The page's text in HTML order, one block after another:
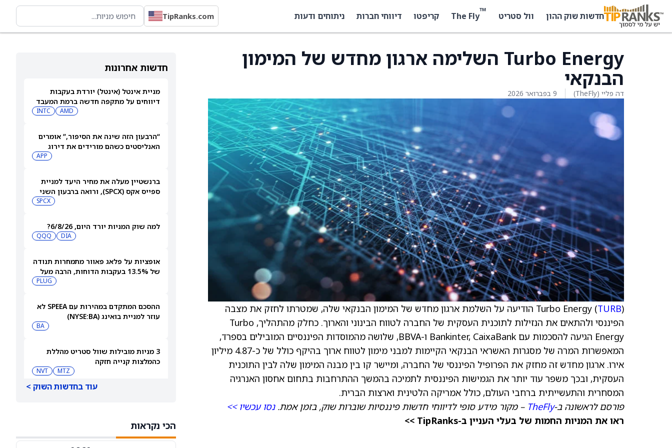
חדשות שוק ההון וול סטריט ™
The Fly קריפטו דיווחי חברות ניתוחים ודעות TipRanks.com
חדשות אחרונות
מניית אינטל (אינטל) יורדת בעקבות
דיווחים על מתקפה חדשה ברמת המעבד
AMD
INTC
“הרבעון הזה שינה את הסיפור,” אומרים
האנליסטים כשהם מורידים את דירוג
מניית AppLovin (APP) ומקצצים את APP
ברנשטיין מעלה את מחיר היעד למניית
ספייס אקס (SPCX), ורואה ברבעון השני
SPCX
למה שוק המניות יורד היום, 6/8/26?
DIA
QQQ
אופציות על פלאג פאוור מתמחרות תנודה
של 13.5% בעקבות הדוחות, הרבה מעל
PLUG
ההסכם המתקדם במהירות עם SPEEA לא
עוזר למניית בואינג (NYSE:BA)
BA
3 מניות מובילות שוול סטריט מהללת
כהמלצות קנייה חזקה
MTZ
NVT
סיכויי פולימרקט: האם [UAA], ‏[WEN] ו-
עוד בחדשות השוק >
הכי נקראות
Turbo Energy השלימה ארגון מחדש של המימון
הבנקאי
דה פליי (TheFly) 9 בפברואר 2026
Turbo Energy (TURB
) הודיעה על השלמת ארגון מחדש של המימון הבנקאי שלה, שמטרתו לחזק את מצבה
הפיננסי ולהתאים את הנזילות לתוכנית העסקית של החברה לטווח הבינוני והארוך. כחלק מהתהליך, Turbo
Energy הגיעה להסכמות עם Bankinter, CaixaBank ו-BBVA, שלושה מהמוסדות הפיננסיים המובילים בספרד,
המאפשרות המרה של מסגרות האשראי הבנקאי הקיימות למבני מימון לטווח ארוך בהיקף כולל של כ-4.87 מיליון
אירו. ארגון מחדש זה מחזק את הפרופיל הפיננסי של החברה, ומיישר קו בין מבנה המימון שלה לבין התוכנית
העסקית, ובכך משפר עוד יותר את הגמישות הפיננסית לתמיכה בהמשך ההתרחבות בתחום אחסון האנרגיה
המסחרית והתעשייתית ברחבי העולם, כולל אמריקה הלטינית וארצות הברית.
פורסם לראשונה ב-TheFly – מקור מידע סופי לדיווחי חדשות פיננסיות שוברות שוק, בזמן אמת.נסו עכשיו >>
ראו את המניות החמות של בעלי העניין ב-TipRanks >>